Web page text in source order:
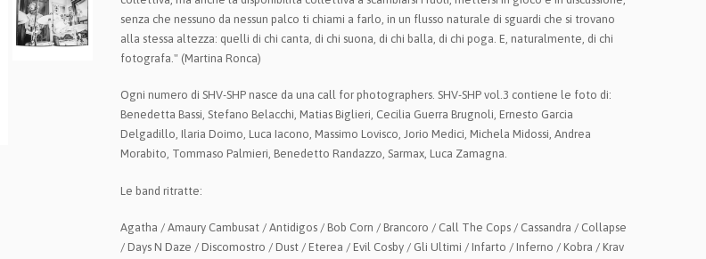
senza che nessuno da nessun palco ti chiami a farlo, in un flusso naturale di sguardi che si trovano
alla stessa altezza: quelli di chi canta, di chi suona, di chi balla, di chi poga. E, naturalmente, di chi
fotografa." (Martina Ronca)
Ogni numero di SHV-SHP nasce da una call for photographers. SHV-SHP vol.3 contiene le foto di:
Benedetta Bassi, Stefano Belacchi, Matias Biglieri, Cecilia Guerra Brugnoli, Ernesto Garcia
Delgadillo, Ilaria Doimo, Luca Iacono, Massimo Lovisco, Jorio Medici, Michela Midossi, Andrea
Morabito, Tommaso Palmieri, Benedetto Randazzo, Sarmax, Luca Zamagna.
Le band ritratte:
Agatha / Amaury Cambusat / Antidigos / Bob Corn / Brancoro / Call The Cops / Cassandra / Collapse
/ Days N Daze / Discomostro / Dust / Eterea / Evil Cosby / Gli Ultimi / Infarto / Inferno / Kobra / Krav